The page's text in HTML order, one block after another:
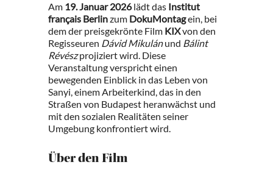
Am 19. Januar 2026lädt das Institut
français Berlinzum DokuMontagein, bei
dem der preisgekrönte Film KIXvon den
Regisseuren Dávid Mikulánund Bálint
Révészprojiziert wird. Diese
Veranstaltung verspricht einen
bewegenden Einblick in das Leben von
Sanyi, einem Arbeiterkind, das in den
Straßen von Budapest heranwächst und
mit den sozialen Realitäten seiner
Umgebung konfrontiert wird.
Über den Film